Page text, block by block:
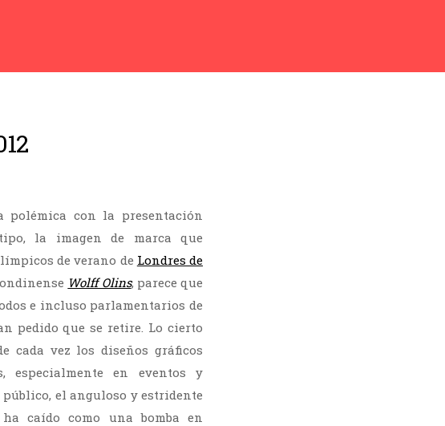
polémica con la presentación
la imagen de marca que
de verano de Londres de
Wolff Olins, parece que
e incluso parlamentarios de
pedido que se retire. Lo cierto
cada vez los diseños gráficos
especialmente en eventos y
el anguloso y estridente
caído como una bomba en